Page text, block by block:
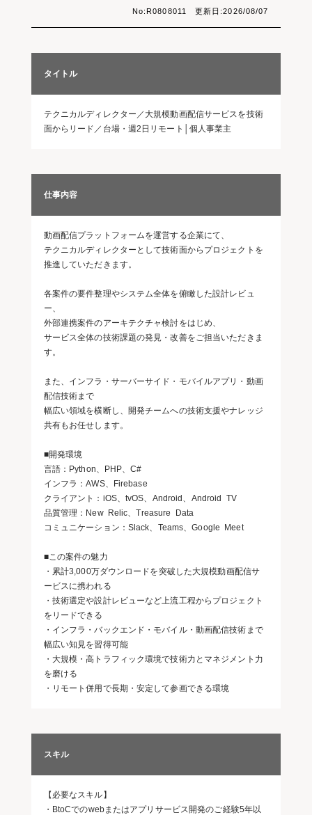
No:R0808011 更新日:2026/08/07
タイトル
テクニカルディレクター／大規模動画配信サービスを技術
面からリード／台場・週2日リモート│個人事業主
仕事内容
動画配信プラットフォームを運営する企業にて、
テクニカルディレクターとして技術面からプロジェクトを
推進していただきます。
各案件の要件整理やシステム全体を俯瞰した設計レビュ
ー、
外部連携案件のアーキテクチャ検討をはじめ、
サービス全体の技術課題の発見・改善をご担当いただきま
す。
また、インフラ・サーバーサイド・モバイルアプリ・動画
配信技術まで
幅広い領域を横断し、開発チームへの技術支援やナレッジ
共有もお任せします。
■開発環境
言語：Python、PHP、C#
インフラ：AWS、Firebase
クライアント：iOS、tvOS、Android、Android TV
品質管理：New Relic、Treasure Data
コミュニケーション：Slack、Teams、Google Meet
■この案件の魅力
・累計3,000万ダウンロードを突破した大規模動画配信サ
ービスに携われる
・技術選定や設計レビューなど上流工程からプロジェクト
をリードできる
・インフラ・バックエンド・モバイル・動画配信技術まで
幅広い知見を習得可能
・大規模・高トラフィック環境で技術力とマネジメント力
を磨ける
・リモート併用で長期・安定して参画できる環境
スキル
【必要なスキル】
・BtoCでのwebまたはアプリサービス開発のご経験5年以